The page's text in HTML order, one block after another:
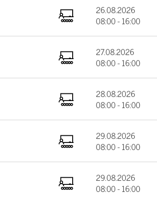
26.08.2026
08:00 - 16:00
27.08.2026
08:00 - 16:00
28.08.2026
08:00 - 16:00
29.08.2026
08:00 - 16:00
29.08.2026
08:00 - 16:00